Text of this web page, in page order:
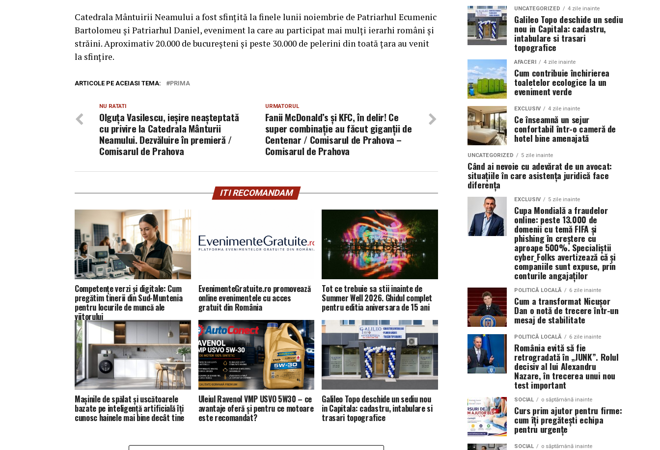
Catedrala Mântuirii Neamului a fost sfinţită la finele lunii noiembrie de Patriarhul Ecumenic
Bartolomeu şi Patriarhul Daniel, eveniment la care au participat mai mulţi ierarhi români şi
străini. Aproximativ 20.000 de bucureşteni şi peste 30.000 de pelerini din toată ţara au venit
la sfinţire.
ARTICOLE PE ACEIASI TEMA: PRIMA
URMATORUL
Fanii McDonald’s şi KFC, în delir! Ce
super combinație au făcut giganții de
Centenar / Comisarul de Prahova –
Comisarul de Prahova
NU RATATI
Olguța Vasilescu, ieșire neașteptată
cu privire la Catedrala Mânturii
Neamului. Dezvăluire în premieră /
Comisarul de Prahova
ITI RECOMANDAM
Competențe verzi și digitale: Cum
pregătim tinerii din Sud-Muntenia
pentru locurile de muncă ale
viitorului
EvenimenteGratuite.ro promovează
online evenimentele cu acces
gratuit din România
Tot ce trebuie sa stii inainte de
Summer Well 2026. Ghidul complet
pentru editia aniversara de 15 ani
Mașinile de spălat și uscătoarele
bazate pe inteligență artificială îți
cunosc hainele mai bine decât tine
Uleiul Ravenol VMP USVO 5W30 – ce
avantaje oferă și pentru ce motoare
este recomandat?
Galileo Topo deschide un sediu nou
in Capitala: cadastru, intabulare si
trasari topografice
UNCATEGORIZED 4 zile inainte
Galileo Topo deschide un sediu
nou in Capitala: cadastru,
intabulare si trasari
topografice
AFACERI 4 zile inainte
Cum contribuie închirierea
toaletelor ecologice la un
eveniment verde
EXCLUSIV 4 zile inainte
Ce înseamnă un sejur
confortabil într-o cameră de
hotel bine amenajată
UNCATEGORIZED 5 zile inainte
Când ai nevoie cu adevărat de un avocat:
situațiile în care asistența juridică face
diferența
EXCLUSIV 5 zile inainte
Cupa Mondială a fraudelor
online: peste 13.000 de
domenii cu temă FIFA și
phishing în creștere cu
aproape 500%. Specialiștii
cyber_Folks avertizează că și
companiile sunt expuse, prin
conturile angajaților
POLITICĂ LOCALĂ 6 zile inainte
Cum a transformat Nicușor
Dan o notă de trecere într-un
mesaj de stabilitate
POLITICĂ LOCALĂ 6 zile inainte
România evită să fie
retrogradată în „JUNK”. Rolul
decisiv al lui Alexandru
Nazare, în trecerea unui nou
test important
SOCIAL o săptămână inainte
Curs prim ajutor pentru firme:
cum îți pregătești echipa
pentru urgențe
SOCIAL o săptămână inainte